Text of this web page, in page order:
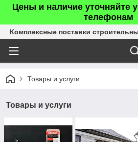
Цены и наличие уточняйте
телефонам
Комплексные поставки
Товары и услуги
Товары и услуги